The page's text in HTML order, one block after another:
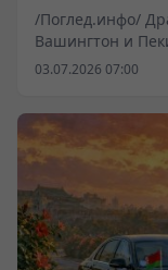
/Поглед.инфо/
Вашингтон и
изкуствения
изцяло
проблеми в
нейния
за устойчивост
03.07.2026 07:00